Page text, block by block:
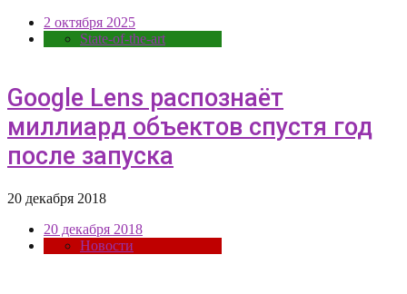
2 октября 2025
State-of-the-art
Google Lens распознаёт
миллиард объектов спустя год
после запуска
20 декабря 2018
20 декабря 2018
Новости